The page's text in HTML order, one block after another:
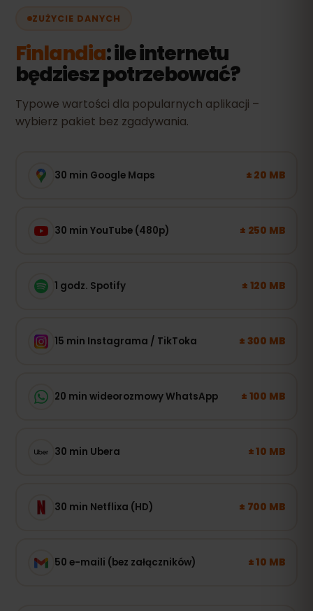
ZUŻYCIE DANYCH
Finlandia: ile internetu
będziesz potrzebować?
Typowe wartości dla popularnych aplikacji –
wybierz pakiet bez zgadywania.
30 min Google Maps ± 20 MB
30 min YouTube (480p) ± 250 MB
1 godz. Spotify ± 120 MB
15 min Instagrama / TikToka ± 300 MB
20 min wideorozmowy WhatsApp ± 100 MB
30 min Ubera ± 10 MB
30 min Netflixa (HD) ± 700 MB
50 e-maili (bez załączników) ± 10 MB